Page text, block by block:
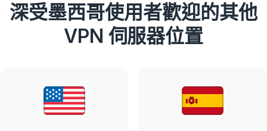
深受墨西哥使用者歡迎的其他
VPN 伺服器位置